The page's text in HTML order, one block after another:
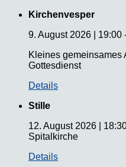
Kirchenvesper
9. August 2026
19:00
Kleines gemeinsames
Gottesdienst
Details
Stille
12. August 2026
Spitalkirche
Details